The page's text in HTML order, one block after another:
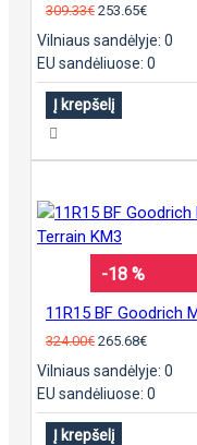
309.33€ 253.65€
Vilniaus sandėlyje: 0
EU sandėliuose: 0
Į krepšelį
-18 %
324.00€ 265.68€
Vilniaus sandėlyje: 0
EU sandėliuose: 0
Į krepšelį